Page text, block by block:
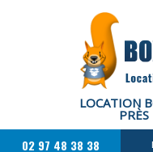
LOCATION
02 97 48 38 38